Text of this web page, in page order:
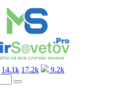
14.1k 17.2k 9.2k